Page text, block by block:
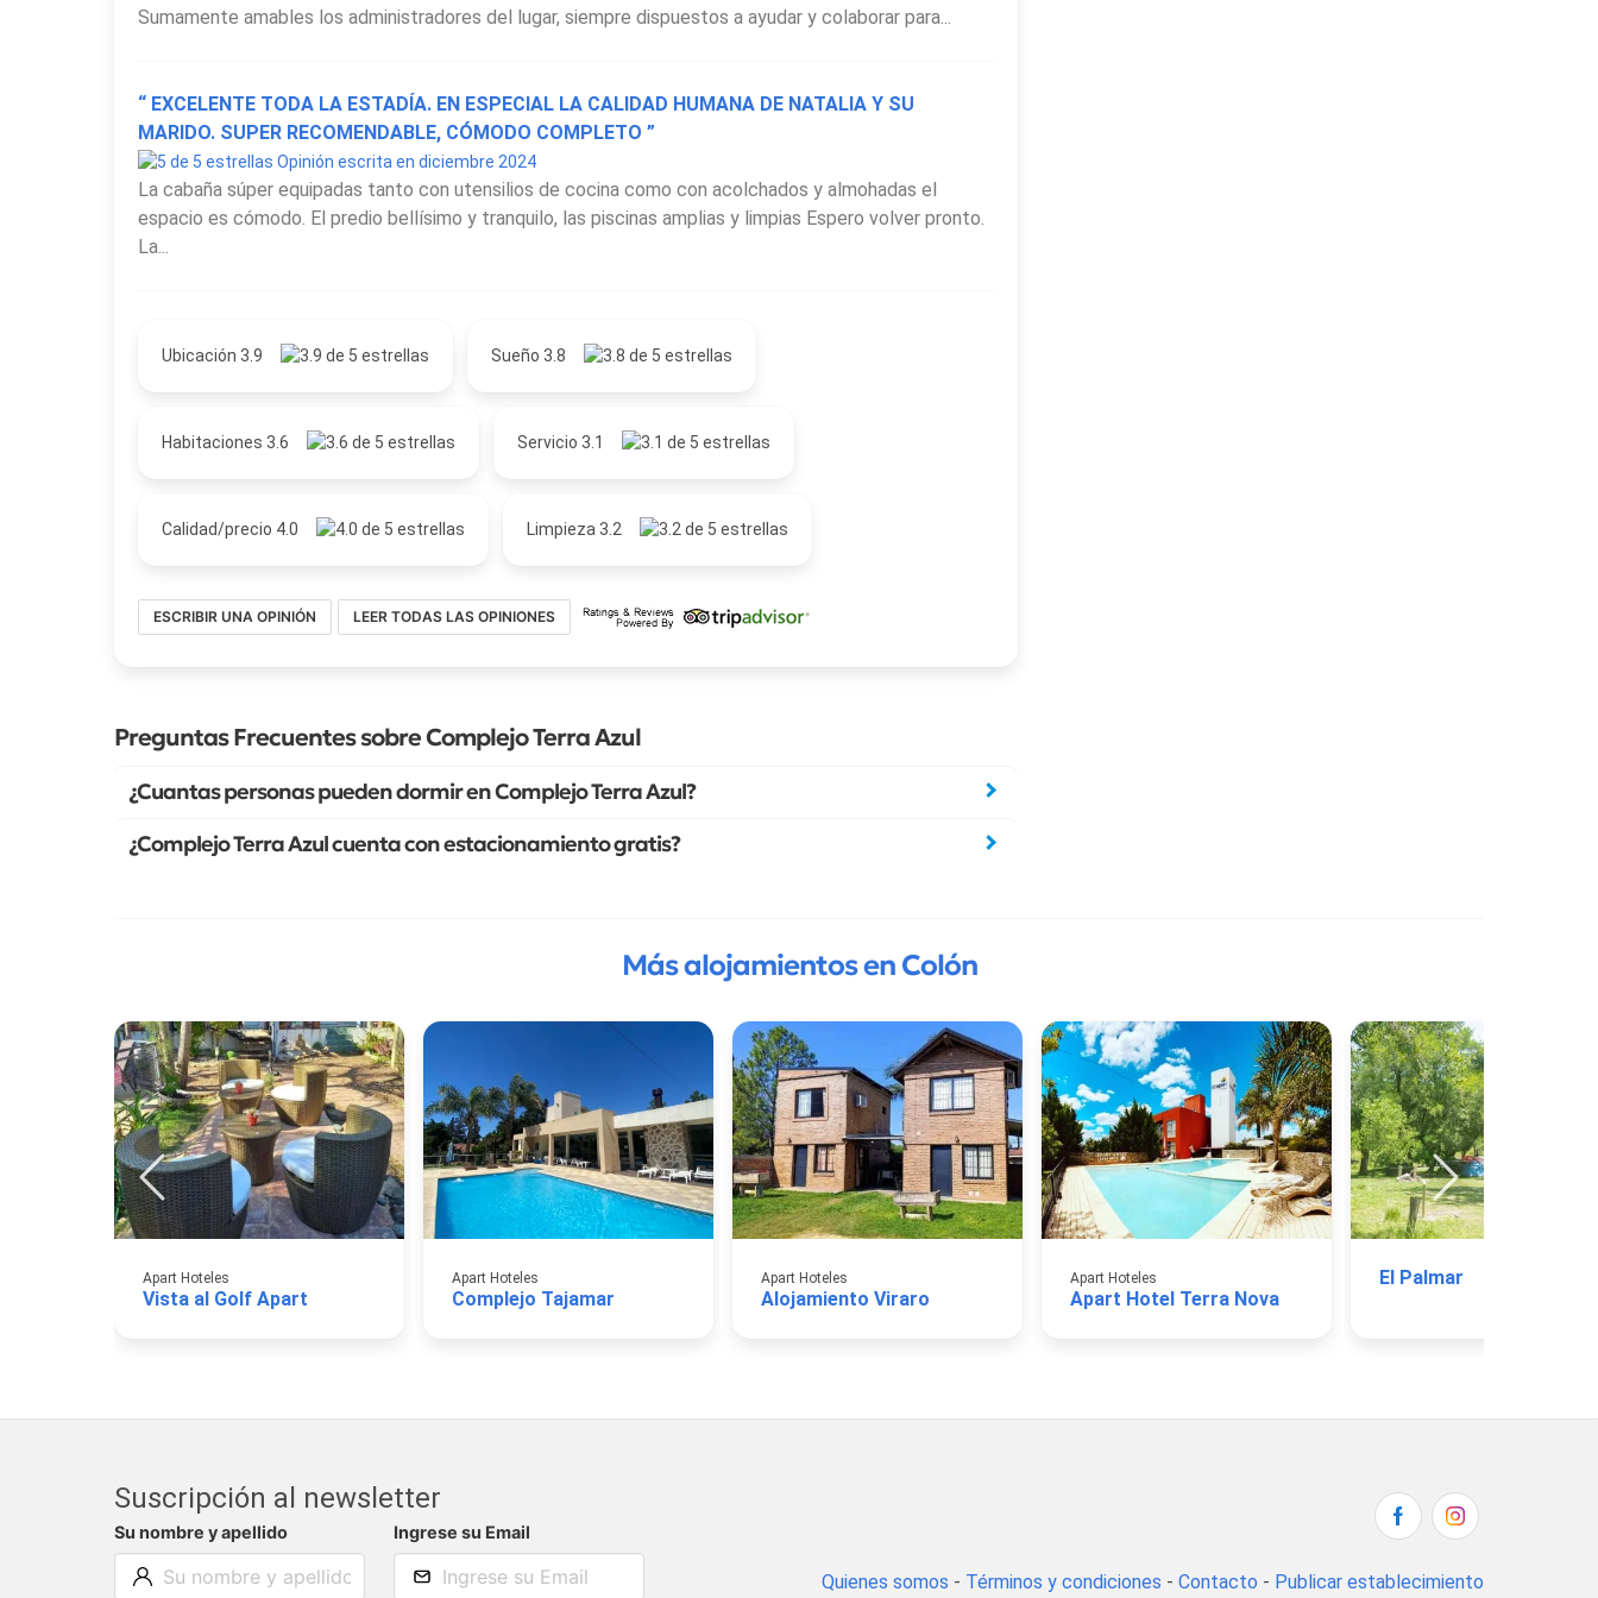
Sumamente amables los administradores del lugar, siempre dispuestos a ayudar y colaborar para...
“ EXCELENTE TODA LA ESTADÍA. EN ESPECIAL LA CALIDAD HUMANA DE NATALIA Y SU
MARIDO. SUPER RECOMENDABLE, CÓMODO COMPLETO ”
Opinión escrita en diciembre 2024
La cabaña súper equipadas tanto con utensilios de cocina como con acolchados y almohadas el
espacio es cómodo. El predio bellísimo y tranquilo, las piscinas amplias y limpias Espero volver pronto.
La...
Ubicación 3.9 Sueño 3.8
Habitaciones 3.6 Servicio 3.1
Calidad/precio 4.0 Limpieza 3.2
ESCRIBIR UNA OPINIÓN LEER TODAS LAS OPINIONES
Preguntas Frecuentes sobre Complejo Terra Azul
¿Cuantas personas pueden dormir en Complejo Terra Azul?
¿Complejo Terra Azul cuenta con estacionamiento gratis?
Más alojamientos en Colón
Apart Hoteles
Vista al Golf Apart
Apart Hoteles
Complejo Tajamar
Apart Hoteles
Alojamiento Viraro
Apart Hoteles
Apart Hotel Terra Nova
El Palmar
Suscripción al newsletter
Su nombre y apellido Ingrese su Email
Quienes somos - Términos y condiciones - Contacto - Publicar establecimiento